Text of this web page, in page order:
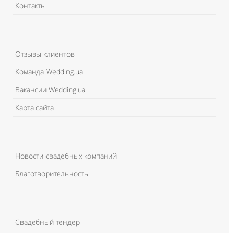
Контакты
Отзывы клиентов
Команда Wedding.ua
Вакансии Wedding.ua
Карта сайта
Новости свадебных компаний
Благотворительность
Свадебный тендер